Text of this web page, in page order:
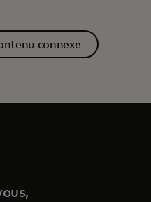
connexe